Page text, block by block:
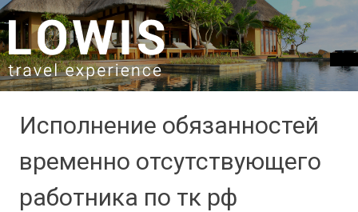
SKIP TO CONTENT
Исполнение обязанностей
временно отсутствующего
работника по тк рф